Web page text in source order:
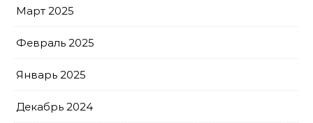
Март 2025
Февраль 2025
Январь 2025
Декабрь 2024